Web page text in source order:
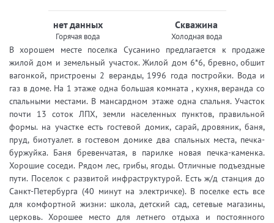
нет данных
Горячая вода
Скважина
Холодная вода
В хорошем месте поселка Сусанино предлагается к продаже
жилой дом и земельный участок. Жилой дом 6*6, бревно, обшит
вагонкой, пристроены 2 веранды, 1996 года постройки. Вода и
газ в доме. На 1 этаже одна большая комната , кухня, веранда со
спальными местами. В мансардном этаже одна спальня. Участок
почти 13 соток ЛПХ, земли населенных пунктов, правильной
формы. на участке есть гостевой домик, сарай, дровяник, баня,
пруд, биотуалет. в гостевом домике два спальных места, печка-
буржуйка. Баня бревенчатая, в парилке новая печка-каменка.
Хорошие соседи. Рядом лес, грибы, ягоды. Отличные подъездные
пути. Поселок с развитой инфраструктурой. Есть ж/д станция до
Санкт-Петербурга (40 минут на электричке). В поселке есть все
для комфортной жизни: школа, детский сад, сетевые магазины,
церковь. Хорошее место для летнего отдыха и постоянного